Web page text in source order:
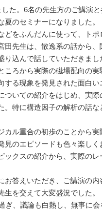
た。6名の先生方のご講演
のセミナーになりました。
をふんだんに使って、ト
田先生は、散逸系の話から
込んで話していただきまし
ころから実際の磁場配向の
る現象を発見された面白
ついての紹介をはじめ、実
特に構造因子の解析の話
カル重合の初歩のことから
見のエピソードも色々楽し
ックスの紹介から、実際の
お答えいただき、ご講演の
を交えて大変盛況でした。
、議論も白熱し、無事に会